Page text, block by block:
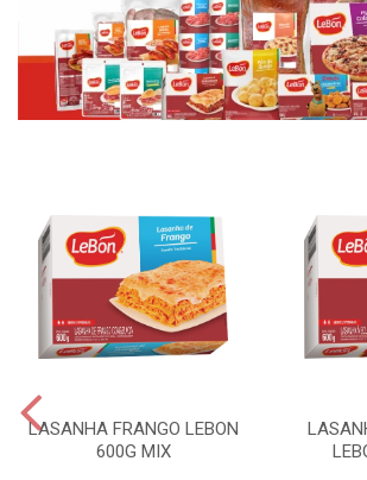
LASANHA FRANGO LEBON
600G MIX